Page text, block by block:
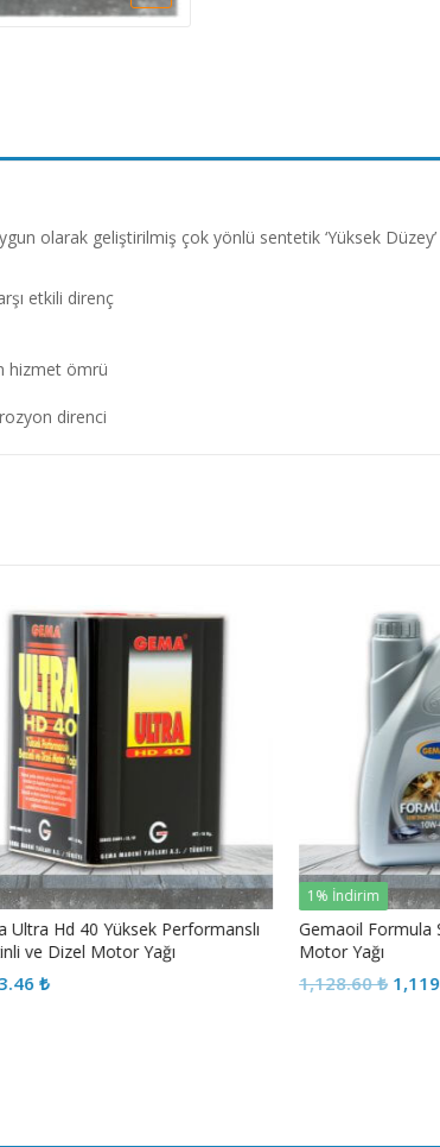
olarak geliştirilmiş çok yönlü sentetik ‘Yüksek Düzey’
etkili direnç
hizmet ömrü
direnci
40 Yüksek Performanslı
Dizel Motor Yağı
1% İndirim
Gemaoil Formula S
Motor Yağı
1,128.60₺Orijinal
1,119.33₺